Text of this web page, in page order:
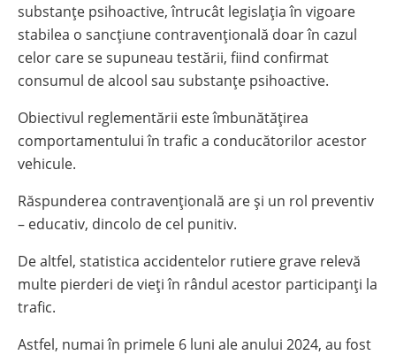
substanțe psihoactive, întrucât legislația în vigoare
stabilea o sancțiune contravențională doar în cazul
celor care se supuneau testării, fiind confirmat
consumul de alcool sau substanțe psihoactive.
Obiectivul reglementării este îmbunătățirea
comportamentului în trafic a conducătorilor acestor
vehicule.
Răspunderea contravențională are și un rol preventiv
– educativ, dincolo de cel punitiv.
De altfel, statistica accidentelor rutiere grave relevă
multe pierderi de vieți în rândul acestor participanți la
trafic.
Astfel, numai în primele 6 luni ale anului 2024, au fost